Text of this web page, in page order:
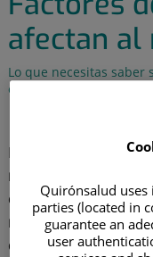
afectan al
Lo que necesitas saber
está aumentando en los
En primer lugar, es
melanomas
elevada tasa de
metastásicos,
complicado. Uno de
Quirónsalud
parties (located in
guarantee an
user